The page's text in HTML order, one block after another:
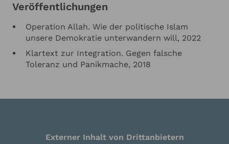
Veröffentlichungen
Operation Allah. Wie der politische Islam
unsere Demokratie unterwandern will, 2022
Klartext zur Integration. Gegen falsche
Toleranz und Panikmache, 2018
Externer Inhalt von Drittanbietern